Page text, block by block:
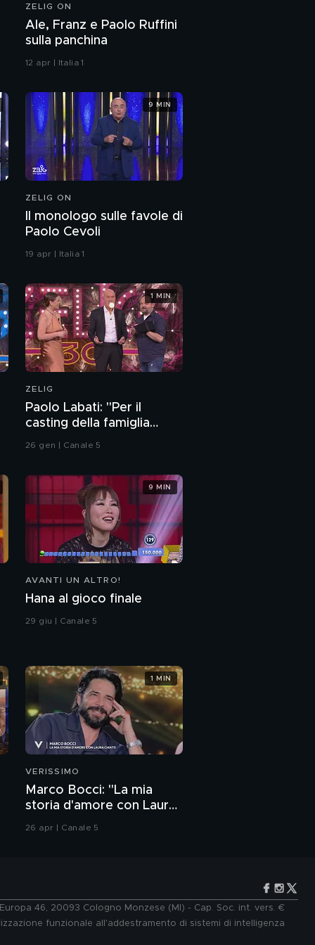
I tanti lavori di Marìo De
Il backstage con Max
Angioni, Federica
Ferrero e Filippo
Caccamo
Alice Redini e il
Virgigno
Davide Paniate e il
Dottor Sereno: i
consigli per mangiare
sano
Chiara Lippi e il Dottor
Le telefonate di Ale &
Franz
Nando Prati e le poesie
di attualità
Il monologo di Davide
Spadolà
Il matrimonio di Giada
Parisi e Paolo Ruffini
ZELIG ON
Ale, Franz e Paolo Ruffini
sulla panchina
12 apr | Italia 1
ZELIG ON
Il monologo sulle favole di
Paolo Cevoli
19 apr | Italia 1
9 MIN
ZELIG
Paolo Labati: "Per il
casting della famiglia
Addams?"
26 gen | Canale 5
1 MIN
AVANTI UN ALTRO!
Hana al gioco finale
29 giu | Canale 5
9 MIN
VERISSIMO
Marco Bocci: "La mia
storia d'amore con Laura
Chiatti"
26 apr | Canale 5
1 MIN
46, 20093 Cologno Monzese (MI) - Cap. Soc. int. vers. €
funzionale all'addestramento di sistemi di intelligenza